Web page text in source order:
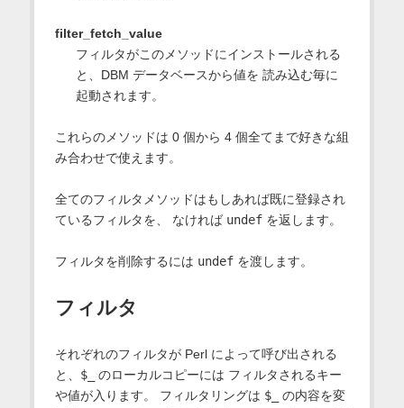
filter_fetch_value
フィルタがこのメソッドにインストールされる
と、DBM データベースから値を 読み込む毎に
起動されます。
これらのメソッドは 0 個から 4 個全てまで好きな組
み合わせで使えます。
全てのフィルタメソッドはもしあれば既に登録され
ているフィルタを、 なければ undefを返します。
フィルタを削除するには undefを渡します。
フィルタ
それぞれのフィルタが Perl によって呼び出される
と、 $_
のローカルコピーには フィルタされるキー
や値が入ります。 フィルタリングは $_
の内容を変